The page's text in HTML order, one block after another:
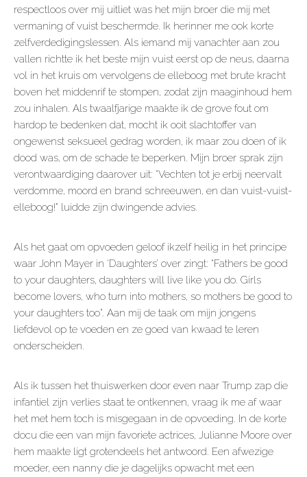
respectloos over mij uitliet was het mijn broer die mij met
vermaning of vuist beschermde. Ik herinner me ook korte
zelfverdedigingslessen. Als iemand mij vanachter aan zou
vallen richtte ik het beste mijn vuist eerst op de neus, daarna
vol in het kruis om vervolgens de elleboog met brute kracht
boven het middenrif te stompen, zodat zijn maaginhoud hem
zou inhalen. Als twaalfjarige maakte ik de grove fout om
hardop te bedenken dat, mocht ik ooit slachtoffer van
ongewenst seksueel gedrag worden, ik maar zou doen of ik
dood was, om de schade te beperken. Mijn broer sprak zijn
verontwaardiging daarover uit: “Vechten tot je erbij neervalt
verdomme, moord en brand schreeuwen, en dan vuist-vuist-
elleboog!” luidde zijn dwingende advies.
Als het gaat om opvoeden geloof ikzelf heilig in het principe
waar John Mayer in ‘Daughters’ over zingt: “Fathers be good
to your daughters, daughters will live like you do. Girls
become lovers, who turn into mothers, so mothers be good to
your daughters too”. Aan mij de taak om mijn jongens
liefdevol op te voeden en ze goed van kwaad te leren
onderscheiden.
Als ik tussen het thuiswerken door even naar Trump zap die
infantiel zijn verlies staat te ontkennen, vraag ik me af waar
het met hem toch is misgegaan in de opvoeding. In de korte
docu die een van mijn favoriete actrices, Julianne Moore over
hem maakte ligt grotendeels het antwoord. Een afwezige
moeder, een nanny die je dagelijks opwacht met een